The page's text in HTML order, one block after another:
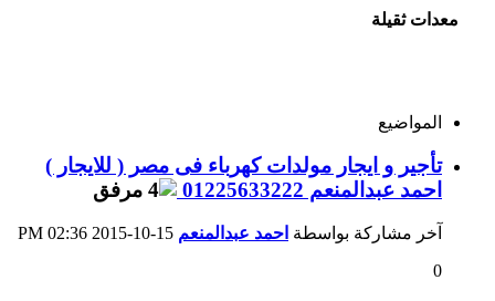
معدات ثقيلة
المواضيع
تأجير و ايجار مولدات كهرباء فى مصر ( للايجار )
احمد عبدالمنعم 01225633222
آخر مشاركة بواسطة احمد عبدالمنعم
02:36 PM
0